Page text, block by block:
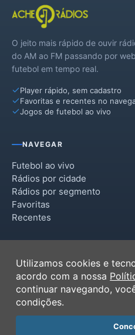
O jeito mais rápido de ouvir
do AM ao FM passando por
futebol em tempo real.
Player rápido, sem cadastro
Favoritas e recentes no
Jogos de futebol ao vivo
NAVEGAR
Futebol ao vivo
Rádios por cidade
Rádios por segmento
Favoritas
Recentes
Termos de Uso
Política de Privacidade
Ferramentas
Contato
Utilizamos cookies e
acordo com a nossa
continuar navegando,
condições.